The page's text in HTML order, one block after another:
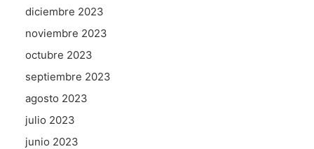
diciembre 2023
noviembre 2023
octubre 2023
septiembre 2023
agosto 2023
julio 2023
junio 2023